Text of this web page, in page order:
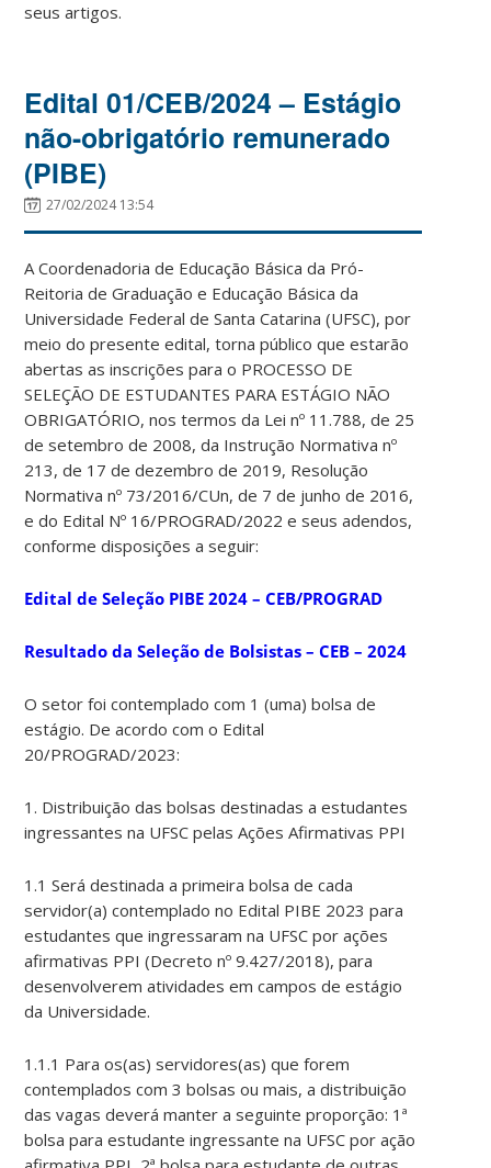
seus artigos.
Edital 01/CEB/2024 – Estágio
não-obrigatório remunerado
(PIBE)
27/02/2024 13:54
A Coordenadoria de Educação Básica da Pró-
Reitoria de Graduação e Educação Básica da
Universidade Federal de Santa Catarina (UFSC), por
meio do presente edital, torna público que estarão
abertas as inscrições para o PROCESSO DE
SELEÇÃO DE ESTUDANTES PARA ESTÁGIO NÃO
OBRIGATÓRIO, nos termos da Lei nº 11.788, de 25
de setembro de 2008, da Instrução Normativa nº
213, de 17 de dezembro de 2019, Resolução
Normativa nº 73/2016/CUn, de 7 de junho de 2016,
e do Edital Nº 16/PROGRAD/2022 e seus adendos,
conforme disposições a seguir:
Edital de Seleção PIBE 2024 – CEB/PROGRAD
Resultado da Seleção de Bolsistas – CEB – 2024
O setor foi contemplado com 1 (uma) bolsa de
estágio. De acordo com o Edital
20/PROGRAD/2023:
1. Distribuição das bolsas destinadas a estudantes
ingressantes na UFSC pelas Ações Afirmativas PPI
1.1 Será destinada a primeira bolsa de cada
servidor(a) contemplado no Edital PIBE 2023 para
estudantes que ingressaram na UFSC por ações
afirmativas PPI (Decreto nº 9.427/2018), para
desenvolverem atividades em campos de estágio
da Universidade.
1.1.1 Para os(as) servidores(as) que forem
contemplados com 3 bolsas ou mais, a distribuição
das vagas deverá manter a seguinte proporção: 1ª
bolsa para estudante ingressante na UFSC por ação